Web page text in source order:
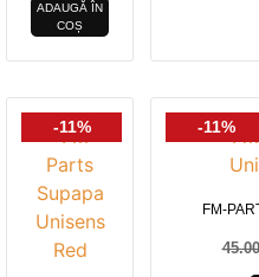
ADAUGĂ ÎN
COȘ
-11% -11%
FM-